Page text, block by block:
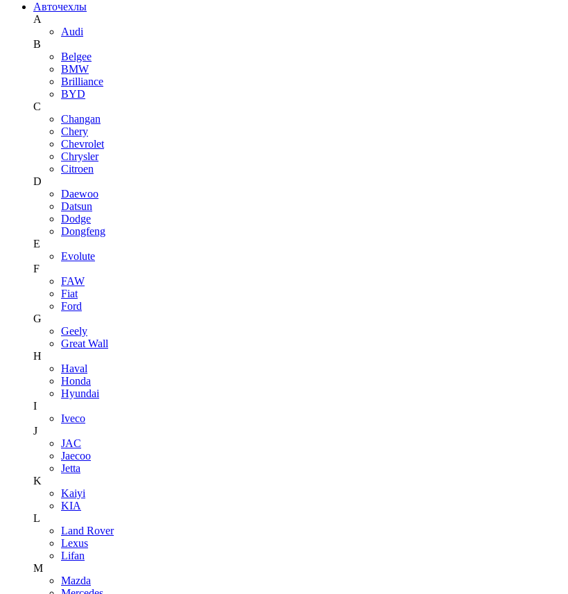
Авточехлы
A
Audi
B
Belgee
BMW
Brilliance
BYD
C
Changan
Chery
Chevrolet
Chrysler
Citroen
D
Daewoo
Datsun
Dodge
Dongfeng
E
Evolute
F
FAW
Fiat
Ford
G
Geely
Great Wall
H
Haval
Honda
Hyundai
I
Iveco
J
JAC
Jaecoo
Jetta
K
Kaiyi
KIA
L
Land Rover
Lexus
Lifan
M
Mazda